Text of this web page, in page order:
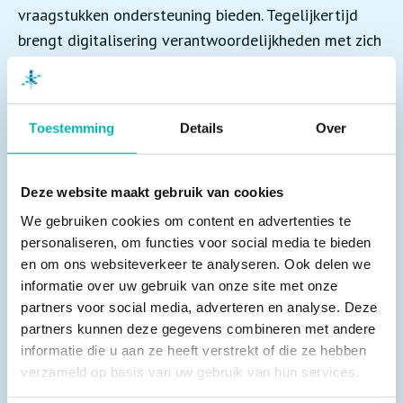
Toestemming Details Over
Deze website maakt gebruik van cookies
We gebruiken cookies om content en advertenties te
personaliseren, om functies voor social media te bieden
en om ons websiteverkeer te analyseren. Ook delen we
informatie over uw gebruik van onze site met onze
partners voor social media, adverteren en analyse. Deze
partners kunnen deze gegevens combineren met andere
informatie die u aan ze heeft verstrekt of die ze hebben
verzameld op basis van uw gebruik van hun services.
vraagstukken ondersteuning bieden. Tegelijkertijd
brengt digitalisering verantwoordelijkheden met zich
mee op het gebied van cybersecurity en
dataveiligheid. Daarom hebben wij onze producten
wet- en regelgeving. Ontwikkelingen volgen we op
aanscherpingen.
Met producten als Sense, Attend en het
LiftStatus-portal zet EDNL sterk in op monitoring
en connectiviteit. Hoe zie je de rol van data en
digitalisering in het liftonderhoud van de
toekomst?
Liftonderhoud zal steeds meer datagedreven